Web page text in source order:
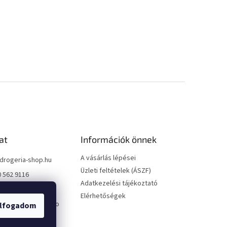
drogeria-shop.hu
562 9116
www.facebook.co
Információk önnek
A vásárlás lépései
Üzleti feltételek (ÁSZF)
Adatkezelési tájékoztató
Elérhetőségek